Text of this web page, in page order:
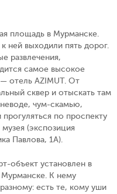
площадь в Мурманске.
ней выходили пять дорог.
развлечения,
самое высокое
отель AZIMUT. От
сквер и отыскать там
неводе, чум-скамью,
по проспекту
(экспозиция
Павлова, 1А).
объект установлен в
К нему
есть те, кому уши